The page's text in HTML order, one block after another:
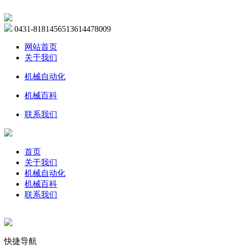
0431-8181456513614478009
网站首页
关于我们
机械自动化
机械百科
联系我们
首页
关于我们
机械自动化
机械百科
联系我们
快捷导航